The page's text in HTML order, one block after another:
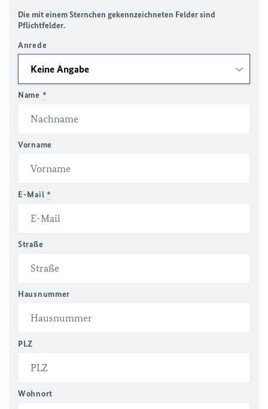
Die mit einem Sternchen gekennzeichneten Felder sind
Pflichtfelder.
Anrede
Name *
Vorname
E-Mail *
Straße
Hausnummer
PLZ
Wohnort